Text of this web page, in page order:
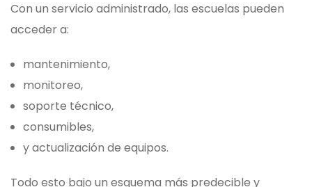
Con un servicio administrado, las escuelas pueden
acceder a:
mantenimiento,
monitoreo,
soporte técnico,
consumibles,
y actualización de equipos.
Todo esto bajo un esquema más predecible y